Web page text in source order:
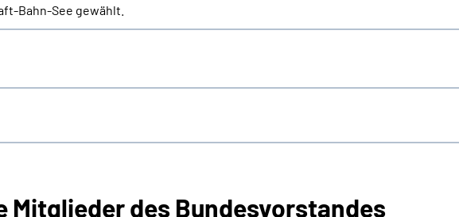
Bahn-See gewählt.
des Bundesvorstandes